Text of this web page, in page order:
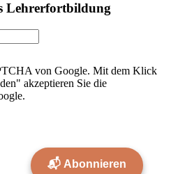
📬 Abonnieren
Lehrerfortbildung
von Google. Mit dem Klick
akzeptieren Sie die